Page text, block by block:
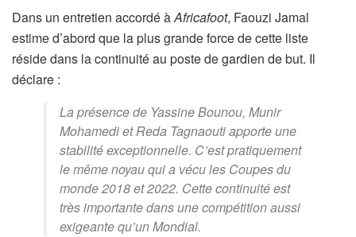
Dans un entretien accordé àAfricafoot, Faouzi Jamal
estime d’abord que la plus grande force de cette liste
réside dans la continuité au poste de gardien de but. Il
déclare :
La présence de Yassine Bounou, Munir
Mohamedi et Reda Tagnaouti apporte une
stabilité exceptionnelle. C’est pratiquement
le même noyau qui a vécu les Coupes du
monde 2018 et 2022. Cette continuité est
très importante dans une compétition aussi
exigeante qu’un Mondial.